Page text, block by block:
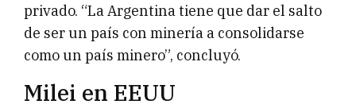
privado. “La Argentina tiene que dar el salto
de ser un país con minería a consolidarse
como un país minero”, concluyó.
Milei en EEUU